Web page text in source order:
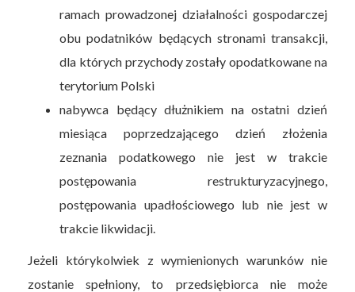
ramach prowadzonej działalności gospodarczej
obu podatników będących stronami transakcji,
dla których przychody zostały opodatkowane na
terytorium Polski
nabywca będący dłużnikiem na ostatni dzień
miesiąca poprzedzającego dzień złożenia
zeznania podatkowego nie jest w trakcie
postępowania restrukturyzacyjnego,
postępowania upadłościowego lub nie jest w
trakcie likwidacji.
Jeżeli którykolwiek z wymienionych warunków nie
zostanie spełniony, to przedsiębiorca nie może